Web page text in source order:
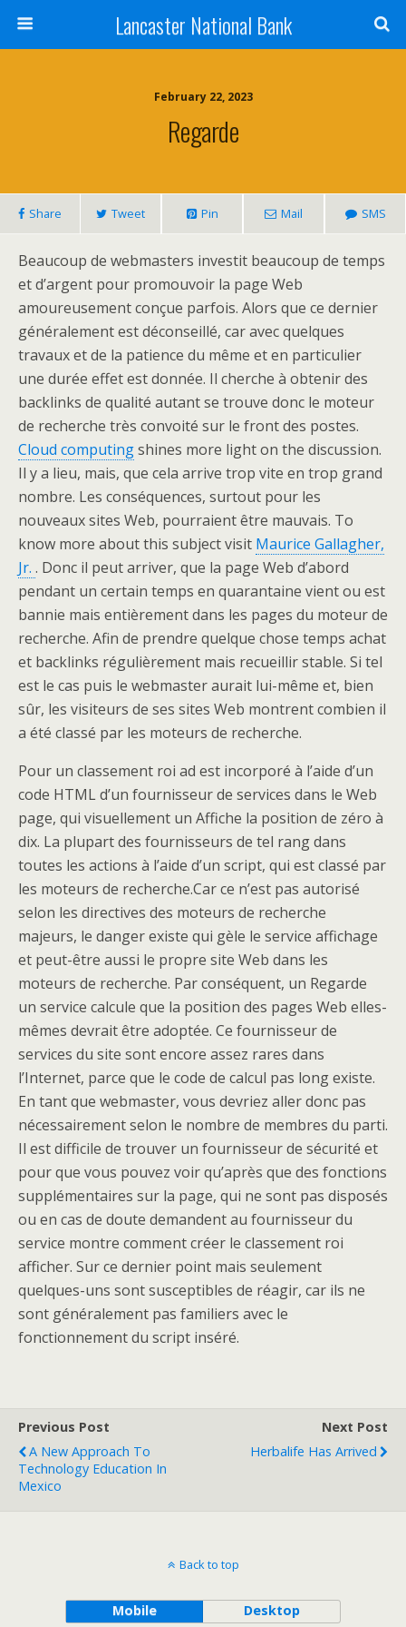
Lancaster National Bank
February 22, 2023
Regarde
Share Tweet Pin Mail SMS
Beaucoup de webmasters investit beaucoup de temps
et d’argent pour promouvoir la page Web
amoureusement conçue parfois. Alors que ce dernier
généralement est déconseillé, car avec quelques
travaux et de la patience du même et en particulier
une durée effet est donnée. Il cherche à obtenir des
backlinks de qualité autant se trouve donc le moteur
de recherche très convoité sur le front des postes.
Cloud computingshines more light on the discussion.
Il y a lieu, mais, que cela arrive trop vite en trop grand
nombre. Les conséquences, surtout pour les
nouveaux sites Web, pourraient être mauvais. To
know more about this subject visit Maurice Gallagher,
Jr. . Donc il peut arriver, que la page Web d’abord
pendant un certain temps en quarantaine vient ou est
bannie mais entièrement dans les pages du moteur de
recherche. Afin de prendre quelque chose temps achat
et backlinks régulièrement mais recueillir stable. Si tel
est le cas puis le webmaster aurait lui-même et, bien
sûr, les visiteurs de ses sites Web montrent combien il
a été classé par les moteurs de recherche.
Pour un classement roi ad est incorporé à l’aide d’un
code HTML d’un fournisseur de services dans le Web
page, qui visuellement un Affiche la position de zéro à
dix. La plupart des fournisseurs de tel rang dans
toutes les actions à l’aide d’un script, qui est classé par
les moteurs de recherche.Car ce n’est pas autorisé
selon les directives des moteurs de recherche
majeurs, le danger existe qui gèle le service affichage
et peut-être aussi le propre site Web dans les
moteurs de recherche. Par conséquent, un Regarde
un service calcule que la position des pages Web elles-
mêmes devrait être adoptée. Ce fournisseur de
services du site sont encore assez rares dans
l’Internet, parce que le code de calcul pas long existe.
En tant que webmaster, vous devriez aller donc pas
nécessairement selon le nombre de membres du parti.
Il est difficile de trouver un fournisseur de sécurité et
pour que vous pouvez voir qu’après que des fonctions
supplémentaires sur la page, qui ne sont pas disposés
ou en cas de doute demandent au fournisseur du
service montre comment créer le classement roi
afficher. Sur ce dernier point mais seulement
quelques-uns sont susceptibles de réagir, car ils ne
sont généralement pas familiers avec le
fonctionnement du script inséré.
Previous Post
A New Approach To
Technology Education In
Mexico
Next Post
Herbalife Has Arrived
Back to top
Mobile Desktop